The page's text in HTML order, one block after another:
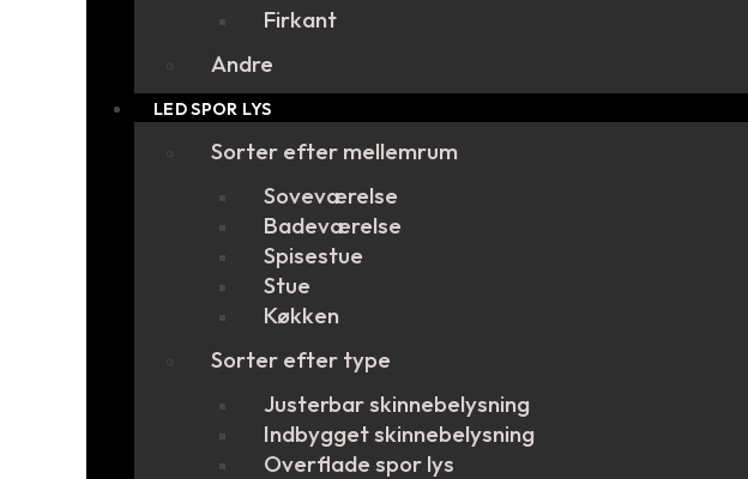
Firkant
Andre
LED SPOR LYS
Sorter efter mellemrum
Soveværelse
Badeværelse
Spisestue
Stue
Køkken
Sorter efter type
Justerbar skinnebelysning
Indbygget skinnebelysning
Overflade spor lys